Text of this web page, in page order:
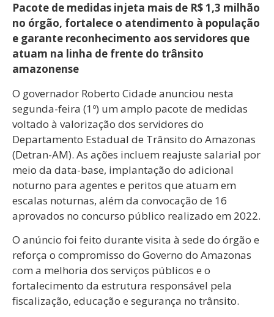
Pacote de medidas injeta mais de R$ 1,3 milhão
no órgão, fortalece o atendimento à população
e garante reconhecimento aos servidores que
atuam na linha de frente do trânsito
amazonense
O governador Roberto Cidade anunciou nesta
segunda-feira (1º) um amplo pacote de medidas
voltado à valorização dos servidores do
Departamento Estadual de Trânsito do Amazonas
(Detran-AM). As ações incluem reajuste salarial por
meio da data-base, implantação do adicional
noturno para agentes e peritos que atuam em
escalas noturnas, além da convocação de 16
aprovados no concurso público realizado em 2022.
O anúncio foi feito durante visita à sede do órgão e
reforça o compromisso do Governo do Amazonas
com a melhoria dos serviços públicos e o
fortalecimento da estrutura responsável pela
fiscalização, educação e segurança no trânsito.